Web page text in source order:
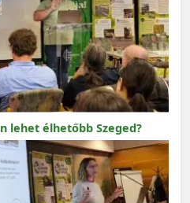
lehet élhetőbb Szeged?